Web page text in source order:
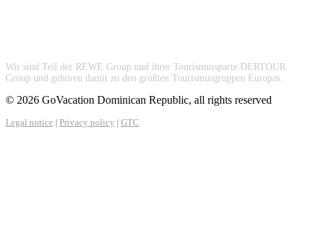
Wir sind Teil der REWE Group und ihrer Tourismussparte DERTOUR
Group und gehören damit zu den größten Tourismusgruppen Europas.
© 2026 GoVacation Dominican Republic, all rights reserved
Legal notice | Privacy policy | GTC